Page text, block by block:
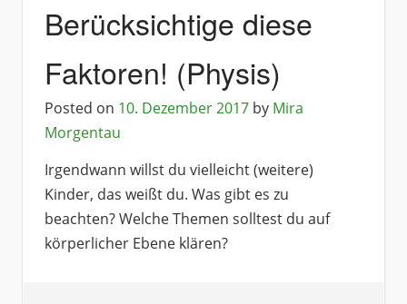
Berücksichtige diese
Faktoren! (Physis)
Posted on 10. Dezember 2017 by Mira
Morgentau
Irgendwann willst du vielleicht (weitere)
Kinder, das weißt du. Was gibt es zu
beachten? Welche Themen solltest du auf
körperlicher Ebene klären?